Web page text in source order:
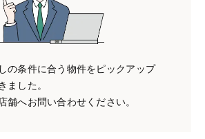
の条件に合う物件をピックアップ
ました。
舗へお問い合わせください。